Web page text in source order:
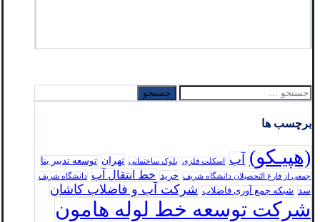
جستجو
برای:
برچسب ها
(هپیـکو) آب اسکلت فلزی بلوک ساختمانی تهران توسعه تدبير بنا
جمعی از فارغ التحصیلان دانشگاه شریف خرید خط انتقال آب دانشگاه شریف
سد شبکه جمع آوری فاضلاب شرکت آب و فاضلاب کاشان
شرکت توسعه خط لوله هامون